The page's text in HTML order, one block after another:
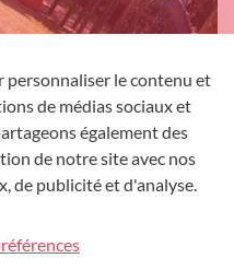
personnaliser le contenu et
de médias sociaux et
également des
de notre site avec nos
de publicité et d'analyse.